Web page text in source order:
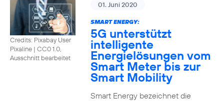
Credits: Pixabay User
Pixaline | CC0 1.0,
Ausschnitt bearbeitet
01. Juni 2020
SMART ENERGY:
5G unterstützt
intelligente
Energielösungen vom
Smart Meter bis zur
Smart Mobility
Smart Energy bezeichnet die